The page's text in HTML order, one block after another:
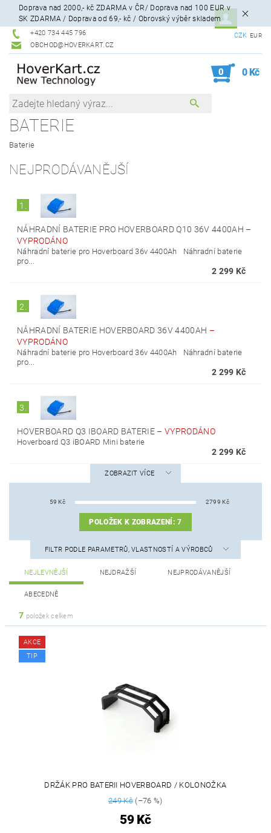
Doprava nad 2000,- kč ZDARMA v ČR/ Doprava nad 100 EUR v
SK ZDARMA / Doprava od 69,- kč / Obrovský výběr skladem
+420 734 445 796
OBCHOD@HOVERKART.CZ
CZK EUR
0 0 Kč
BATERIE
Baterie
NEJPRODÁVANĚJŠÍ
1.
NÁHRADNÍ BATERIE PRO HOVERBOARD Q10 36V 4400AH –
VYPRODÁNO
Náhradní baterie pro Hoverboard 36v 4400Ah Náhradní baterie
pro...
2 299 Kč
2.
NÁHRADNÍ BATERIE HOVERBOARD 36V 4400AH –
VYPRODÁNO
Náhradní baterie pro Hoverboard 36v 4400Ah Náhradní baterie
pro...
2 299 Kč
3.
HOVERBOARD Q3 IBOARD BATERIE –VYPRODÁNO
Hoverboard Q3 iBOARD Mini baterie
2 299 Kč
ZOBRAZIT VÍCE
59 Kč 2799 Kč
POLOŽEK K ZOBRAZENÍ:7
FILTR PODLE PARAMETRŮ, VLASTNOSTÍ A VÝROBCŮ
NEJLEVNĚJŠÍ NEJDRAŽŠÍ NEJPRODÁVANĚJŠÍ
ABECEDNĚ
7 položek celkem
AKCE
TIP
DRŽÁK PRO BATERII HOVERBOARD / KOLONOŽKA
249 Kč(–76 %)
59 Kč